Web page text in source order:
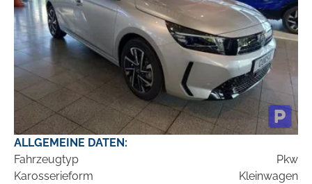
ALLGEMEINE DATEN:
Fahrzeugtyp
Pkw
Karosserieform
Kleinwagen